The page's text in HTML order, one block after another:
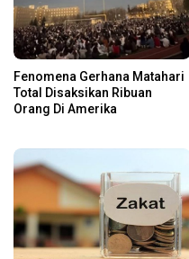
Fenomena Gerhana Matahari
Total Disaksikan Ribuan
Orang Di Amerika